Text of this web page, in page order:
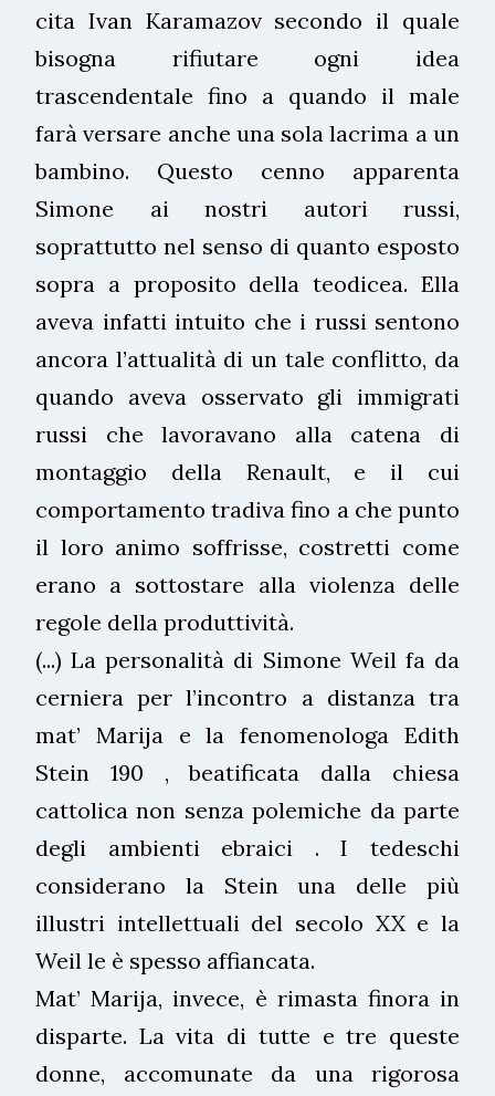
cita Ivan Karamazov secondo il quale
bisogna rifiutare ogni idea
trascendentale fino a quando il male
farà versare anche una sola lacrima a un
bambino. Questo cenno apparenta
Simone ai nostri autori russi,
soprattutto nel senso di quanto esposto
sopra a proposito della teodicea. Ella
aveva infatti intuito che i russi sentono
ancora l’attualità di un tale conflitto, da
quando aveva osservato gli immigrati
russi che lavoravano alla catena di
montaggio della Renault, e il cui
comportamento tradiva fino a che punto
il loro animo soffrisse, costretti come
erano a sottostare alla violenza delle
regole della produttività.
(...) La personalità di Simone Weil fa da
cerniera per l’incontro a distanza tra
mat’ Marija e la fenomenologa Edith
Stein 190 , beatificata dalla chiesa
cattolica non senza polemiche da parte
degli ambienti ebraici . I tedeschi
considerano la Stein una delle più
illustri intellettuali del secolo XX e la
Weil le è spesso affiancata.
Mat’ Marija, invece, è rimasta finora in
disparte. La vita di tutte e tre queste
donne, accomunate da una rigorosa